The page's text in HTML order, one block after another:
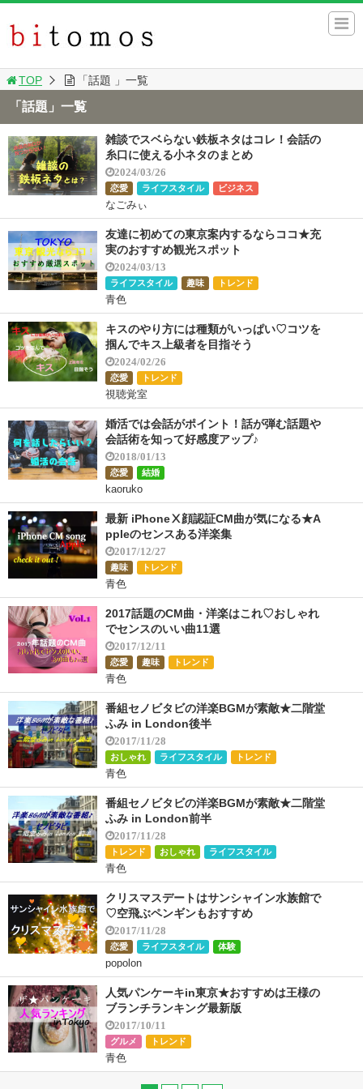
TOP 「話題 」一覧
「話題」一覧
雑談でスベらない鉄板ネタはコレ！会話の
糸口に使える小ネタのまとめ
2024/03/26
恋愛 ライフスタイル ビジネス
なごみぃ
友達に初めての東京案内するならココ★充
実のおすすめ観光スポット
2024/03/13
ライフスタイル 趣味 トレンド
青色
キスのやり方には種類がいっぱい♡コツを
掴んでキス上級者を目指そう
2024/02/26
恋愛 トレンド
視聴覚室
婚活では会話がポイント！話が弾む話題や
会話術を知って好感度アップ♪
2018/01/13
恋愛 結婚
kaoruko
最新 iPhoneⅩ顔認証CM曲が気になる★A
ppleのセンスある洋楽集
2017/12/27
趣味 トレンド
青色
2017話題のCM曲・洋楽はこれ♡おしゃれ
でセンスのいい曲11選
2017/12/11
恋愛 趣味 トレンド
青色
番組セノビタビの洋楽BGMが素敵★二階堂
ふみ in London後半
2017/11/28
おしゃれ ライフスタイル トレンド
青色
番組セノビタビの洋楽BGMが素敵★二階堂
ふみ in London前半
2017/11/28
トレンド おしゃれ ライフスタイル
青色
クリスマスデートはサンシャイン水族館で
♡空飛ぶペンギンもおすすめ
2017/11/28
恋愛 ライフスタイル 体験
popolon
人気パンケーキin東京★おすすめは王様の
ブランチランキング最新版
2017/10/11
グルメ トレンド
青色